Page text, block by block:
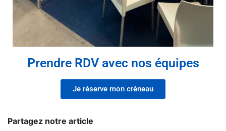
Prendre RDV avec nos équipes
Je réserve mon créneau
Partagez notre article